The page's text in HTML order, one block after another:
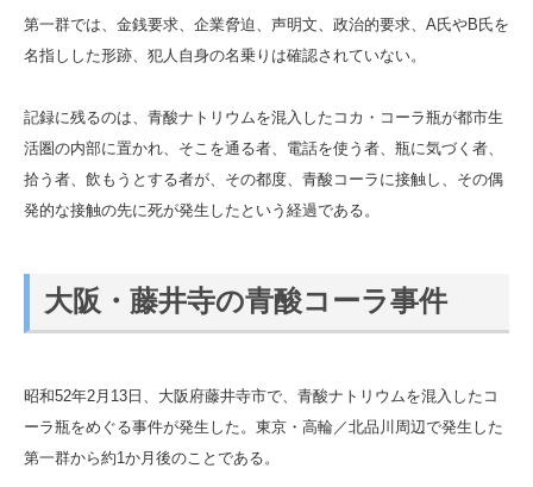
第一群では、金銭要求、企業脅迫、声明文、政治的要求、A氏やB氏を
名指しした形跡、犯人自身の名乗りは確認されていない。
記録に残るのは、青酸ナトリウムを混入したコカ・コーラ瓶が都市生
活圏の内部に置かれ、そこを通る者、電話を使う者、瓶に気づく者、
拾う者、飲もうとする者が、その都度、青酸コーラに接触し、その偶
発的な接触の先に死が発生したという経過である。
大阪・藤井寺の青酸コーラ事件
昭和52年2月13日、大阪府藤井寺市で、青酸ナトリウムを混入したコ
ーラ瓶をめぐる事件が発生した。東京・高輪／北品川周辺で発生した
第一群から約1か月後のことである。